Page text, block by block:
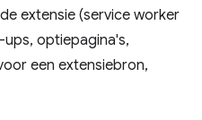
extensie (service worker
optiepagina's,
een extensiebron,